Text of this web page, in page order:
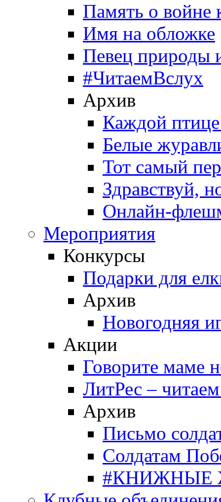
Память о войне
Имя на обложке
Певец природы
#ЧитаемВслух
Архив
Каждой
Белые
Тот самый
Здравствуй,
Онлайн-
Мероприятия
Конкурсы
Подарки для
Архив
Новогодняя
Акции
Говорите маме
ЛитРес –
Архив
Письмо
Солдатам
#КНИЖНЫЕ